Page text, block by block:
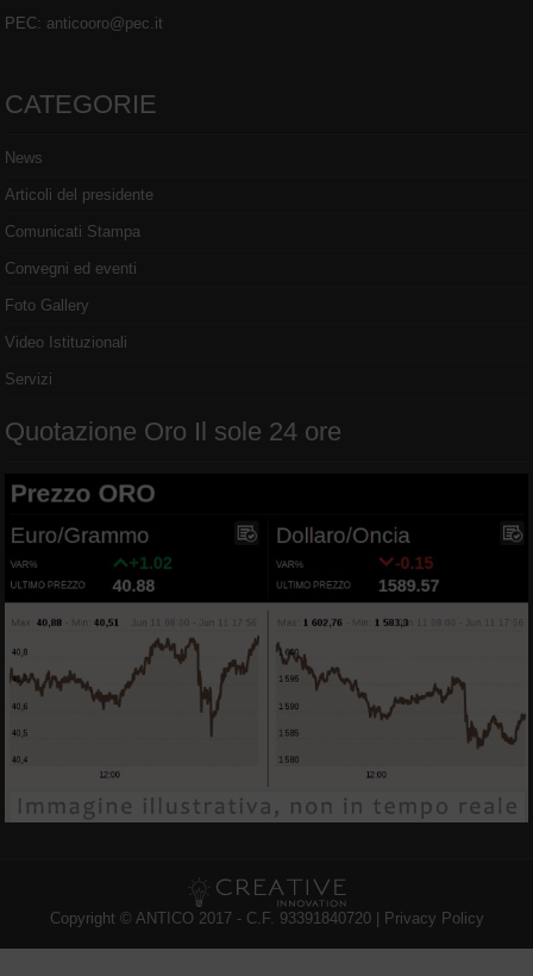
PEC: anticooro@pec.it
CATEGORIE
News
Articoli del presidente
Comunicati Stampa
Convegni ed eventi
Foto Gallery
Video Istituzionali
Servizi
Quotazione Oro Il sole 24 ore
Copyright © ANTICO 2017 - C.F. 93391840720 | Privacy Policy